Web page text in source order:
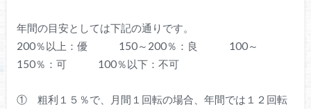
年間の目安としては下記の通りです。
200％以上：優 150～200％：良 100～
150％：可 100％以下：不可
① 粗利１５％で、月間１回転の場合、年間では１２回転